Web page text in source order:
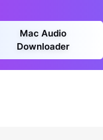
Mac Audio
Downloader